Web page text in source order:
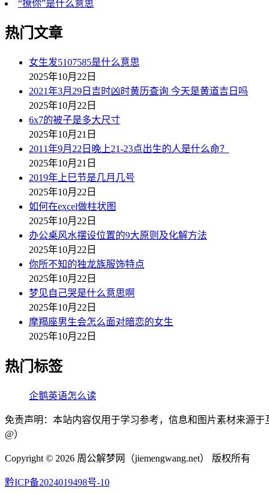
“撩你”是什么意思
热门文章
女生发5107585是什么意思
2025年10月22日
2021年3月29日吉时凶时黄历查询 今天是黄道吉日吗
2025年10月22日
6x7的被子是多大尺寸
2025年10月21日
2011年9月22日晚上21-23点出生的人是什么命？
2025年10月21日
2019年上巳节是几月几号
2025年10月22日
如何在excel做柱状图
2025年10月22日
办公桌风水摆设位置的9大原则及化解方法
2025年10月22日
你所不知的独龙族服饰特点
2025年10月22日
梦见自己哭是什么意思啊
2025年10月22日
摩羯座男生会怎么面对暗恋的女生
2025年10月22日
热门标签
企鹅英语怎么读
免责声明：本站内容仅用于学习参考，信息和图片素材来源于
@）
Copyright © 2026 周公解梦网（jiemengwang.net） 版权所有
黔ICP备2024019498号-10